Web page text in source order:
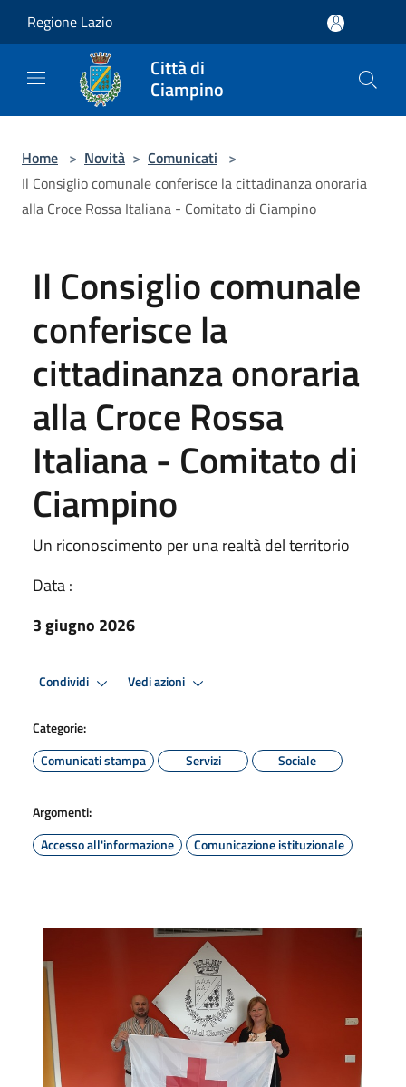
Regione Lazio
Città di
Ciampino
Home > Novità > Comunicati >
Il Consiglio comunale conferisce la cittadinanza onoraria
alla Croce Rossa Italiana - Comitato di Ciampino
Il Consiglio comunale
conferisce la
cittadinanza onoraria
alla Croce Rossa
Italiana - Comitato di
Ciampino
Un riconoscimento per una realtà del territorio
Data :
3 giugno 2026
Condividi Vedi azioni
Categorie:
Comunicati stampa
Servizi Sociale
Argomenti:
Accesso all'informazione
Comunicazione istituzionale